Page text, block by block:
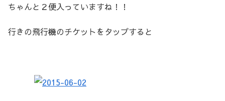
ちゃんと２便入っていますね！！
行きの飛行機のチケットをタップすると